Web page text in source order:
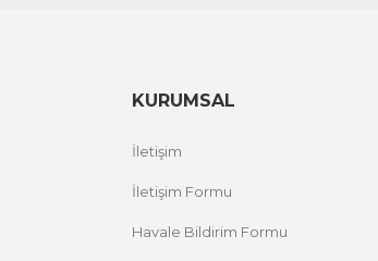
KURUMSAL
İletişim
İletişim Formu
Havale Bildirim Formu